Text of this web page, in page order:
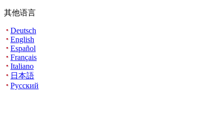
其他语言
Deutsch
English
Español
Français
Italiano
日本語
Русский